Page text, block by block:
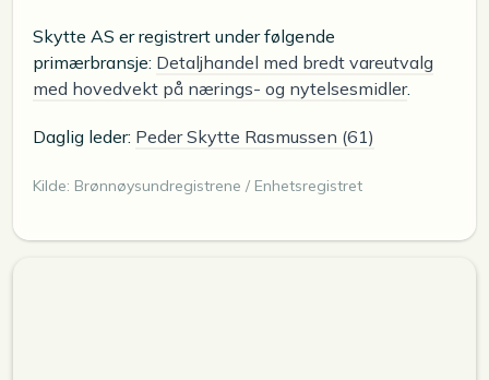
Skytte AS er registrert under følgende
primærbransje: Detaljhandel med bredt vareutvalg
med hovedvekt på nærings- og nytelsesmidler.
Daglig leder: Peder Skytte Rasmussen (61)
Kilde: Brønnøysundregistrene / Enhetsregistret